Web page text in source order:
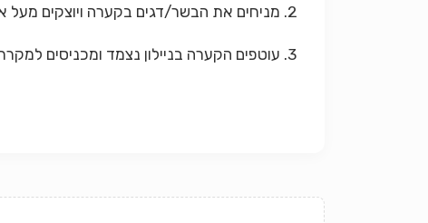
2. מניחים את הבשר/דגים בקערה ויוצקים מעל את המרינדה.
3. עוטפים הקערה בניילון נצמד ומכניסים למקרר למשך כ 24 שעות לפני הצלייה.